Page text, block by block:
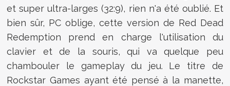
et super ultra-larges (32:9), rien n'a été oublié. Et
bien sûr, PC oblige, cette version de Red Dead
Redemption prend en charge l'utilisation du
clavier et de la souris, qui va quelque peu
chambouler le gameplay du jeu. Le titre de
Rockstar Games ayant été pensé à la manette,